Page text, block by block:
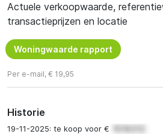
Actuele verkoopwaarde,
transactieprijzen en locatie
Woningwaarde rapport
Per e-mail, € 19,95
Historie
19-11-2025: te koop voor €